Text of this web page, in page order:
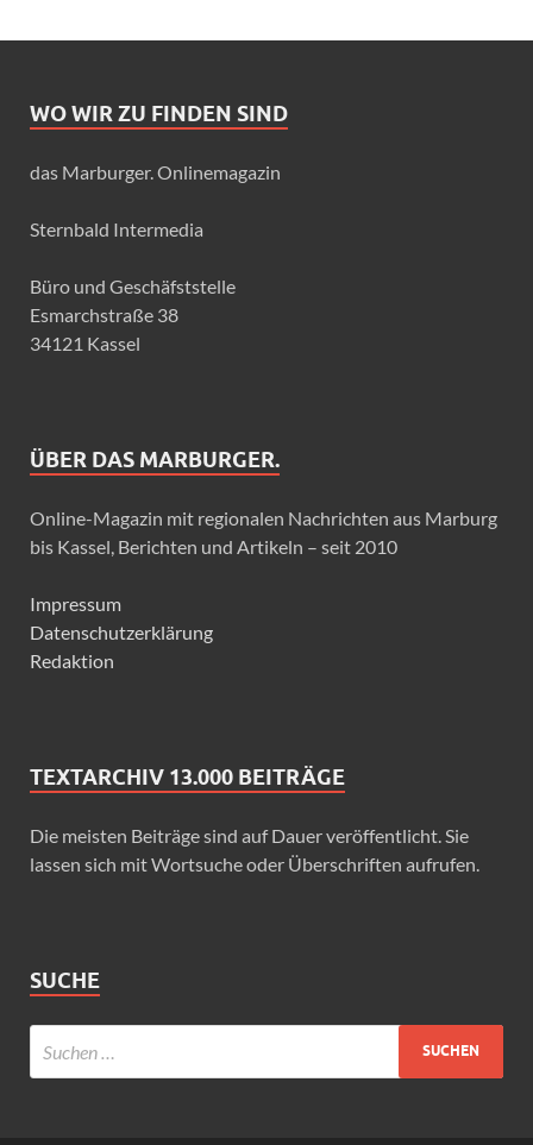
WO WIR ZU FINDEN SIND
das Marburger. Onlinemagazin
Sternbald Intermedia
Büro und Geschäfststelle
Esmarchstraße 38
34121 Kassel
ÜBER DAS MARBURGER.
Online-Magazin mit regionalen Nachrichten aus Marburg
bis Kassel, Berichten und Artikeln – seit 2010
Impressum
Datenschutzerklärung
Redaktion
TEXTARCHIV 13.000 BEITRÄGE
Die meisten Beiträge sind auf Dauer veröffentlicht. Sie
lassen sich mit Wortsuche oder Überschriften aufrufen.
SUCHE